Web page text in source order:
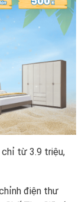
chỉ từ 3.9 triệu,
điện thư